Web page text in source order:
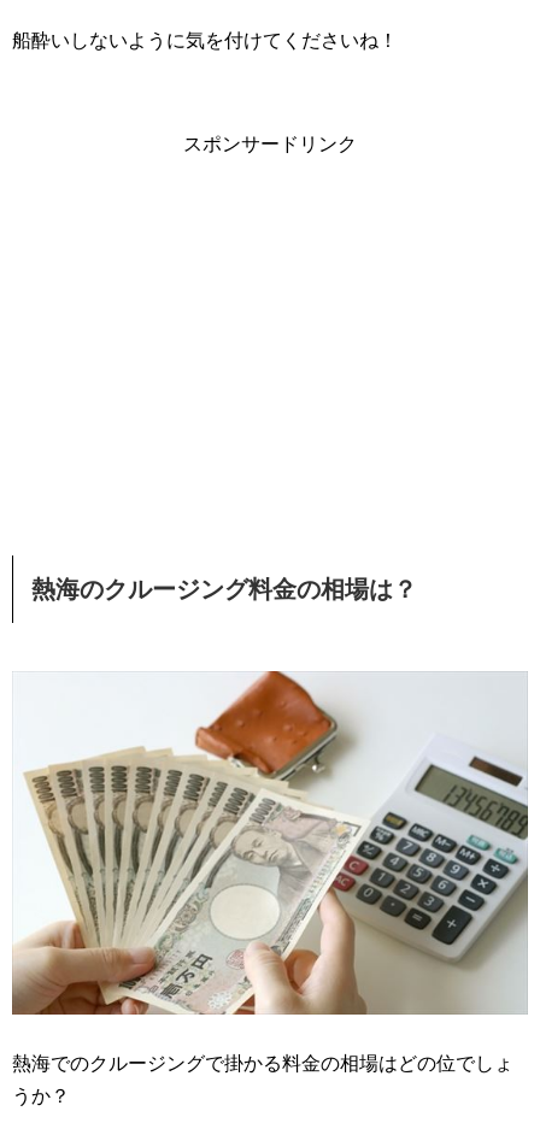
船酔いしないように気を付けてくださいね！
スポンサードリンク
熱海のクルージング料金の相場は？
熱海でのクルージングで掛かる料金の相場はどの位でしょ
うか？